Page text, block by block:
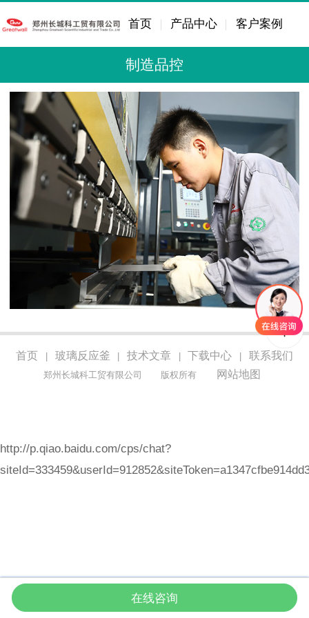
首页 产品中心 客户案例
制造品控
首页 玻璃反应釜 技术文章 下载中心 联系我们
郑州长城科工贸有限公司 版权所有 网站地图
首页 产品 咨询 拨打电话
http://p.qiao.baidu.com/cps/chat?
在线咨询